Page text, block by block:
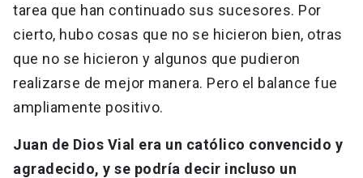
tarea que han continuado sus sucesores. Por
cierto, hubo cosas que no se hicieron bien, otras
que no se hicieron y algunos que pudieron
realizarse de mejor manera. Pero el balance fue
ampliamente positivo.
Juan de Dios Vial era un católico convencido y
agradecido, y se podría decir incluso un